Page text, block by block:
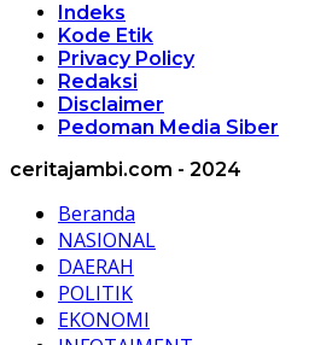
Indeks
Kode Etik
Privacy Policy
Redaksi
Disclaimer
Pedoman Media Siber
ceritajambi.com - 2024
Beranda
NASIONAL
DAERAH
POLITIK
EKONOMI